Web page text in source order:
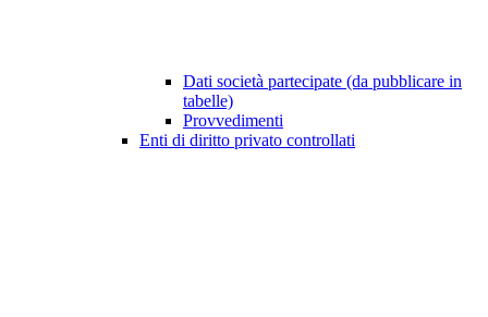
Dati società partecipate (da pubblicare in
tabelle)
Provvedimenti
Enti di diritto privato controllati